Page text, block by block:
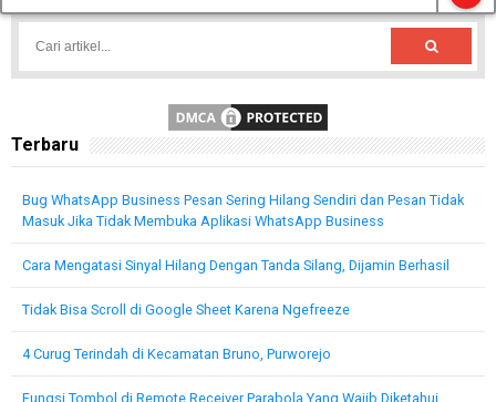
Terbaru
Bug WhatsApp Business Pesan Sering Hilang Sendiri dan Pesan Tidak
Masuk Jika Tidak Membuka Aplikasi WhatsApp Business
Cara Mengatasi Sinyal Hilang Dengan Tanda Silang, Dijamin Berhasil
Tidak Bisa Scroll di Google Sheet Karena Ngefreeze
4 Curug Terindah di Kecamatan Bruno, Purworejo
Fungsi Tombol di Remote Receiver Parabola Yang Wajib Diketahui